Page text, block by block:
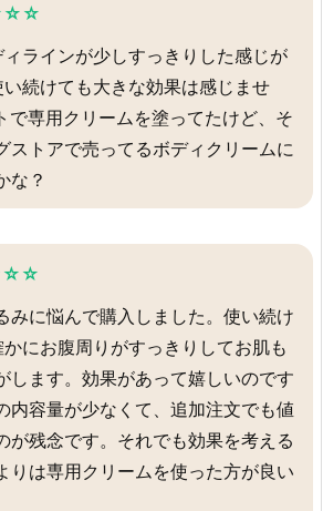
ラインが少しすっきりした感じが
続けても大きな効果は感じませ
で専用クリームを塗ってたけど、そ
ストアで売ってるボディクリームに
な？
みに悩んで購入しました。使い続け
にお腹周りがすっきりしてお肌も
します。効果があって嬉しいのです
内容量が少なくて、追加注文でも値
が残念です。それでも効果を考える
りは専用クリームを使った方が良い